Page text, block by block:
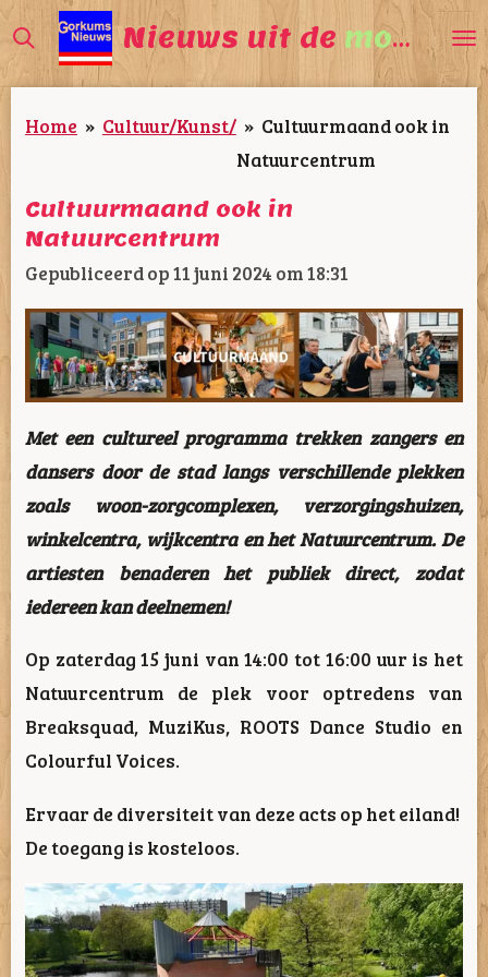
Ga
direct
naar
de
Nieuws uit de mooiste
Home » Cultuur/Kunst/ » Cultuurmaand ook in
Natuurcentrum
Cultuurmaand ook in
Natuurcentrum
Gepubliceerd op 11 juni 2024 om 18:31
Met een cultureel programma trekken zangers en
dansers door de stad langs verschillende plekken
zoals woon-zorgcomplexen, verzorgingshuizen,
winkelcentra, wijkcentra en het Natuurcentrum. De
artiesten benaderen het publiek direct, zodat
iedereen kan deelnemen!
Op zaterdag 15 juni van 14:00 tot 16:00 uur is het
Natuurcentrum de plek voor optredens van
Breaksquad, MuziKus, ROOTS Dance Studio en
Colourful Voices.
Ervaar de diversiteit van deze acts op het eiland!
De toegang is kosteloos.